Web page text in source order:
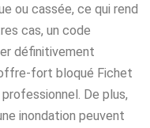
ou cassée, ce qui rend
cas, un code
définitivement
fort bloqué Fichet
De plus,
inondation peuvent